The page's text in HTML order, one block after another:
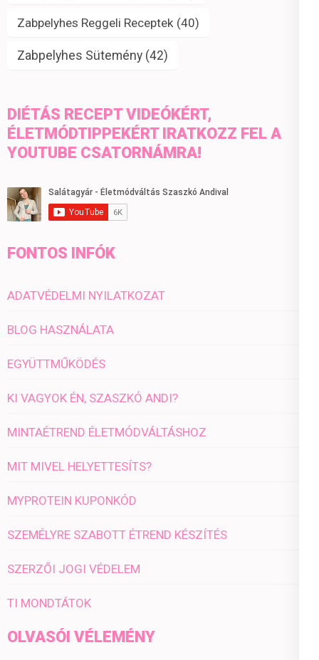
Zabpelyhes Reggeli Receptek (40)
Zabpelyhes Sütemény (42)
DIÉTÁS RECEPT VIDEÓKÉRT,
ÉLETMÓDTIPPEKÉRT IRATKOZZ FEL A
YOUTUBE CSATORNÁMRA!
FONTOS INFÓK
ADATVÉDELMI NYILATKOZAT
BLOG HASZNÁLATA
EGYÜTTMŰKÖDÉS
KI VAGYOK ÉN, SZASZKÓ ANDI?
MINTAÉTREND ÉLETMÓDVÁLTÁSHOZ
MIT MIVEL HELYETTESÍTS?
MYPROTEIN KUPONKÓD
SZEMÉLYRE SZABOTT ÉTREND KÉSZÍTÉS
SZERZŐI JOGI VÉDELEM
TI MONDTÁTOK
OLVASÓI VÉLEMÉNY